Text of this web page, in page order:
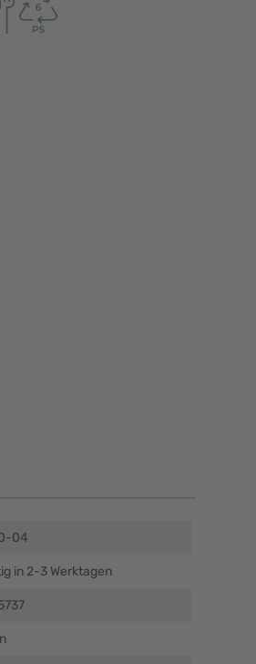
04
in 2-3 Werktagen